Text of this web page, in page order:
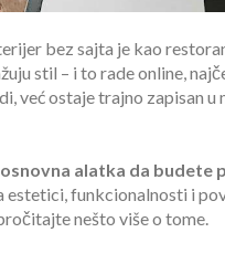
bez sajta je kao
stil – i to rade online,
već ostaje trajno zapisan
osnovna alatka da budete
estetici, funkcionalnosti i
nešto više o tome.